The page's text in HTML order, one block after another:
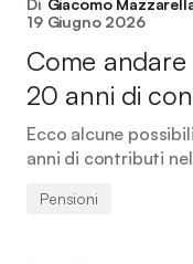
Di Giacomo
19 Giugno 2026
Come
20 anni di
Ecco alcune
anni di contributi
Pensioni